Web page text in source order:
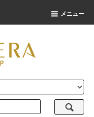
メニュー